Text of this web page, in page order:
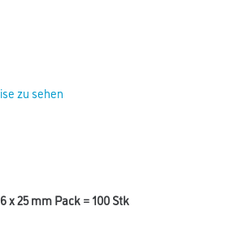
zu sehen
x 25 mm Pack = 100 Stk